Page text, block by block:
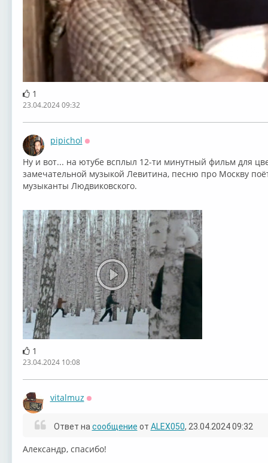
1
23.04.2024 09:32
pipichol
Ну и вот... на ютубе всплыл 12-ти минутный фильм для
замечательной музыкой Левитина, песню про Москву
музыканты Людвиковского.
1
23.04.2024 10:08
vitalmuz
Ответ на сообщение от ALEX050, 23.04.2024 09:32
Александр, спасибо!